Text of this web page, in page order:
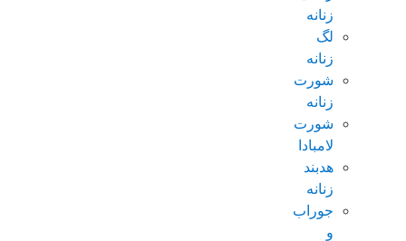
زنانه
لگ
زنانه
شورت
زنانه
شورت
لامبادا
هدبند
زنانه
جوراب
و